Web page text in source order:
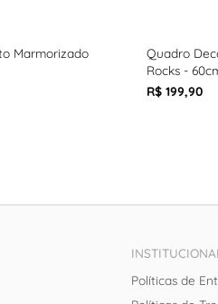
Marmorizado
Quadro
Rocks -
R$ 199,90
INSTITUCIONAL
Políticas de